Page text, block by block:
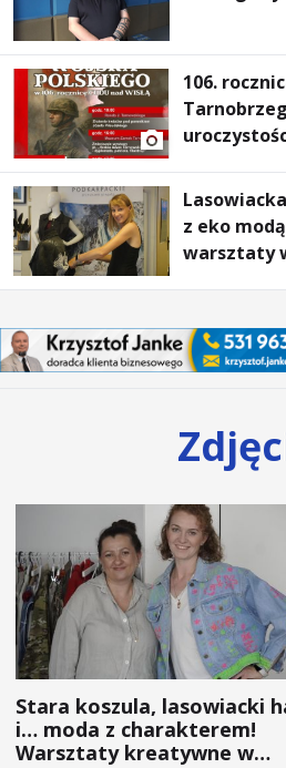
106.
z eko
warsztaty
Stara koszula, lasowiacki
i… moda z charakterem!
Warsztaty kreatywne w